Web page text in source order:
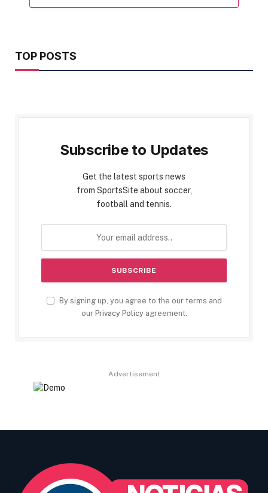
TOP POSTS
Subscribe to Updates
Get the latest sports news
from SportsSite about soccer,
football and tennis.
By signing up, you agree to the our terms and
our Privacy Policyagreement.
Advertisement